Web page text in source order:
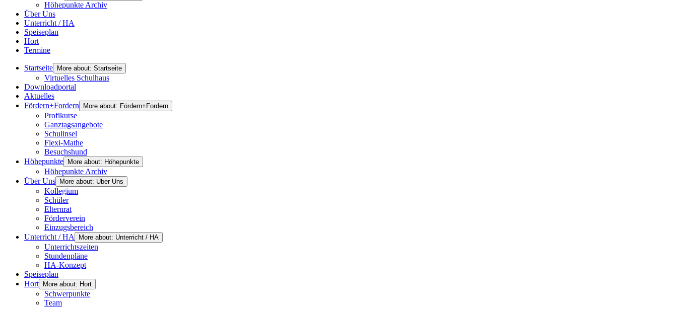
Höhepunkte Archiv
Über Uns
Unterricht / HA
Speiseplan
Hort
Termine
Startseite More about: Startseite
Virtuelles Schulhaus
Downloadportal
Aktuelles
Fördern+Fordern
More about: Fördern+Fordern
Profikurse
Ganztagsangebote
Schulinsel
Flexi-Mathe
Besuchshund
Höhepunkte
More about: Höhepunkte
Höhepunkte Archiv
Über Uns
More about: Über Uns
Kollegium
Schüler
Elternrat
Förderverein
Einzugsbereich
Unterricht / HA
More about: Unterricht / HA
Unterrichtszeiten
Stundenpläne
HA-Konzept
Speiseplan
Hort
More about: Hort
Schwerpunkte
Team